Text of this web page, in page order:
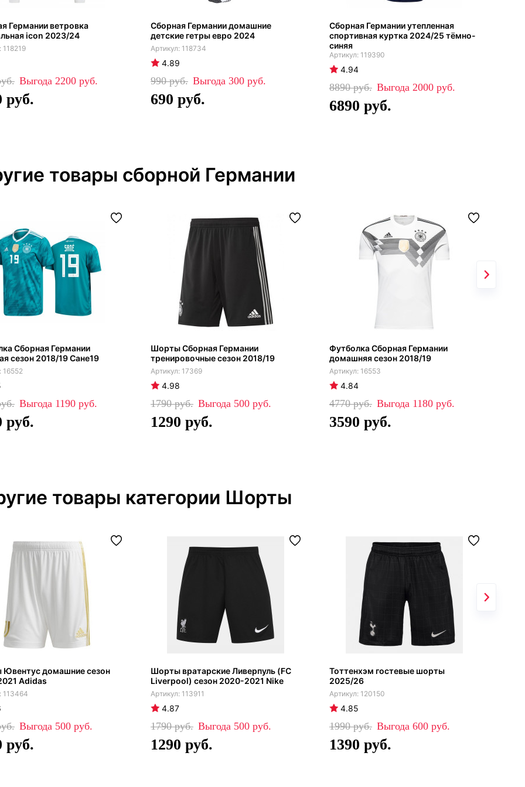
Германии ветровка
icon 2023/24
118219
2200
Сборная Германии домашние
детские гетры евро 2024
118734
4.89
990 300
690
Сборная Германии утепленная
спортивная куртка 2024/25 тёмно-
синяя
119390
4.94
8890 2000
6890
товары сборной Германии
Сборная Германии
сезон 2018/19 Сане19
16552
1190
Шорты Сборная Германии
тренировочные сезон 2018/19
17369
4.98
1790 500
1290
Футболка Сборная Германии
домашняя сезон 2018/19
16553
4.84
4770 1180
3590
товары категории Шорты
домашние сезон
Adidas
113464
500
Шорты вратарские Ливерпуль (FC
Liverpool) сезон 2020-2021 Nike
113911
4.87
1790 500
1290
Тоттенхэм гостевые шорты
2025/26
120150
4.85
1990 600
1390